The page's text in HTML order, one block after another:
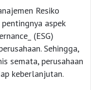
Resiko
aspek
(ESG)
Sehingga,
semata, perusahaan
keberlanjutan.